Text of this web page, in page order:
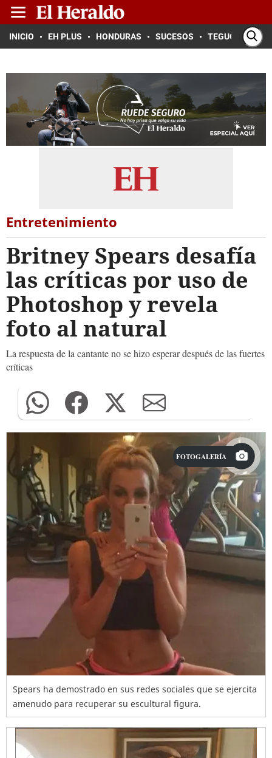
INICIO EH PLUS HONDURAS SUCESOS TEGUCIGALPA
Entretenimiento
Britney Spears desafía
las críticas por uso de
Photoshop y revela
foto al natural
La respuesta de la cantante no se hizo esperar después de las fuertes
críticas
FOTOGALERÍA
Spears ha demostrado en sus redes sociales que se ejercita
amenudo para recuperar su escultural figura.